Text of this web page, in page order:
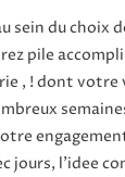
sein du choix
pile
, ! dont votre
jours, l’idee